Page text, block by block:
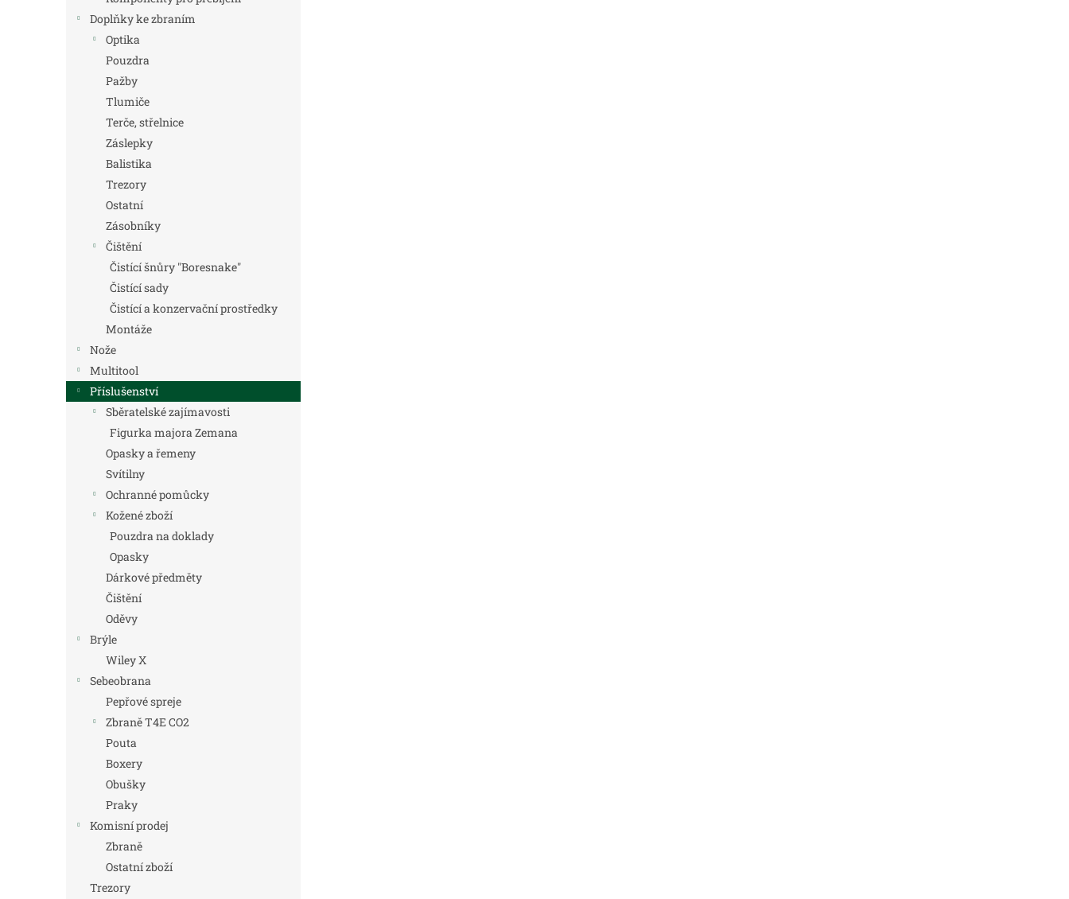
Doplňky ke zbraním
Optika
Pouzdra
Pažby
Tlumiče
Terče, střelnice
Záslepky
Balistika
Trezory
Ostatní
Zásobníky
Čištění
Čistící šnůry "Boresnake"
Čistící sady
Čistící a konzervační prostředky
Montáže
Nože
Multitool
Příslušenství
Sběratelské zajímavosti
Figurka majora Zemana
Opasky a řemeny
Svítilny
Ochranné pomůcky
Kožené zboží
Pouzdra na doklady
Opasky
Dárkové předměty
Čištění
Oděvy
Brýle
Wiley X
Sebeobrana
Pepřové spreje
Zbraně T4E CO2
Pouta
Boxery
Obušky
Praky
Komisní prodej
Zbraně
Ostatní zboží
Trezory